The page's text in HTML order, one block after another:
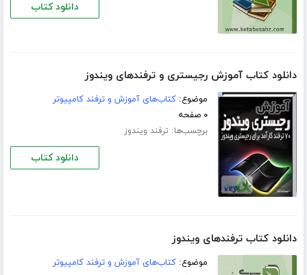
دانلود کتاب
دانلود کتاب آموزش رجیستری و ترفندهای ویندوز
موضوع:کتاب‌های آموزش و ترفند کامپیوتر
۰ صفحه
برچسب‌ها: ترفند ویندوز
دانلود کتاب
دانلود کتاب ترفندهای ویندوز
موضوع:کتاب‌های آموزش و ترفند کامپیوتر